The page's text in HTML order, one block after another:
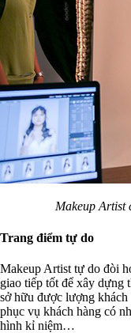
Makeup Artist
Trang điểm tự do
Makeup Artist tự do đòi
giao tiếp tốt để xây dựng
sở hữu được lượng
phục vụ khách hàng có
hình kỉ niệm…